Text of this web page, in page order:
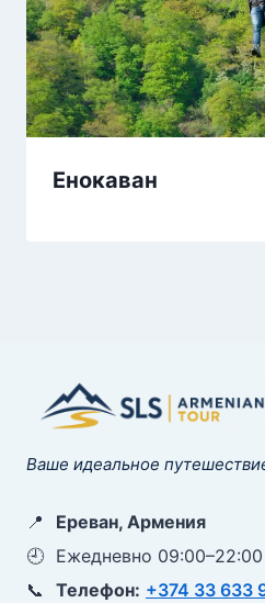
Енокаван
Ваше идеальное
📍
Ереван, Армения
🕘 Ежедневно 09:00–22:00
📞
Телефон: +374 33 633